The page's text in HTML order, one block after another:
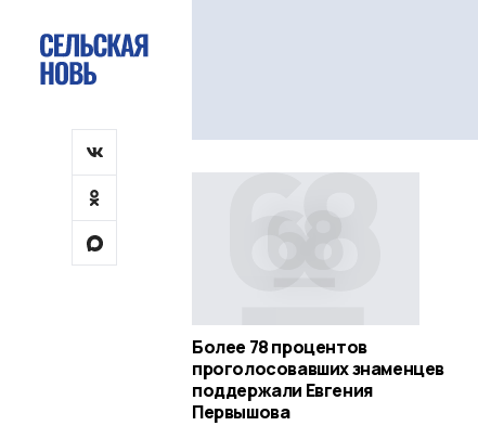
Более 78 процентов
проголосовавших знаменцев
поддержали Евгения
Первышова